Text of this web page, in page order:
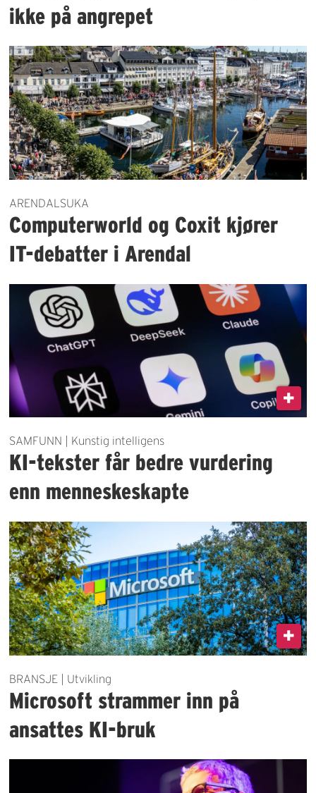
ikke på angrepet
ARENDALSUKA
Computerworld og Coxit kjører
IT-debatter i Arendal
SAMFUNN | Kunstig intelligens
KI-tekster får bedre vurdering
enn menneskeskapte
BRANSJE | Utvikling
Microsoft strammer inn på
ansattes KI-bruk